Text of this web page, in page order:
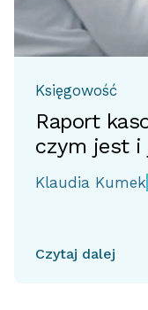
Księgowość
Raport
czym jest i
Klaudia Kumek
Czytaj dalej